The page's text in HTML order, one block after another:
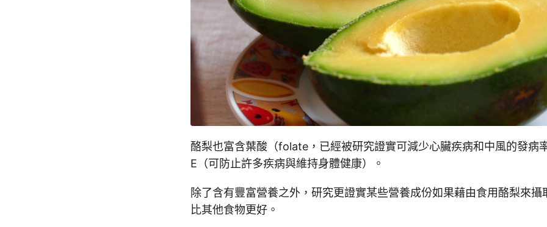
酪梨也富含葉酸（folate，已經被研究證實可減少心臟疾病和中風的發病
E（可防止許多疾病與維持身體健康）。
除了含有豐富營養之外，研究更證實某些營養成份如果藉由食用酪梨來攝
比其他食物更好。